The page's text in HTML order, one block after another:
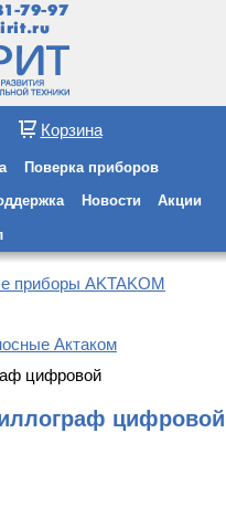
79-97
Корзина
Поверка приборов
Новости Акции
приборы AKTAKOM
Актаком
цифровой
цифровой